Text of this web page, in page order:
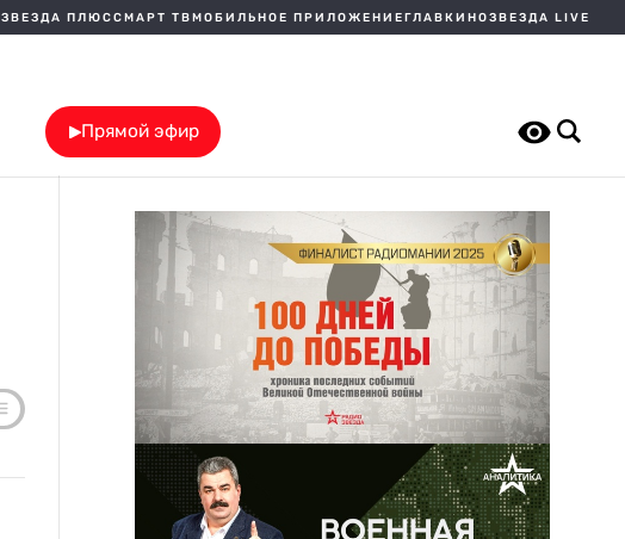
ЗВЕЗДА ПЛЮССМАРТ ТВМОБИЛЬНОЕ ПРИЛОЖЕНИЕГЛАВКИНОЗВЕЗДА LIVE
Прямой эфир